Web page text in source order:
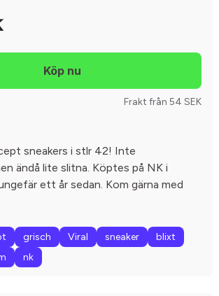
Frakt från 54 SEK
sneakers i stlr 42! Inte
ändå lite slitna. Köptes på NK i
ett år sedan. Kom gärna med
grisch Viral sneaker
blixt
nk